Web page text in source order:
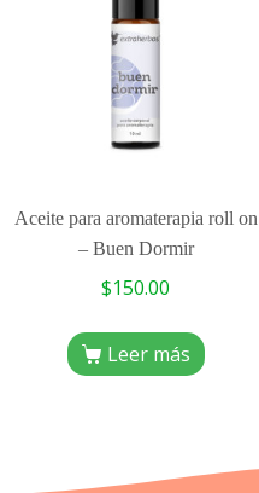
Aceite para aromaterapia roll on
– Buen Dormir
$150.00
Leer más